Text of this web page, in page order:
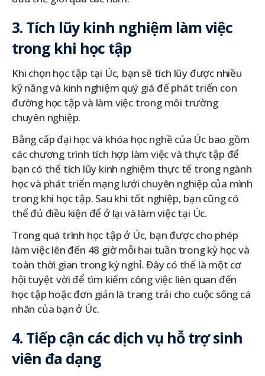
3. Tích lũy kinh nghiệm làm việc
trong khi học tập
Khi chọn học tập tại Úc, bạn sẽ tích lũy được nhiều
kỹ năng và kinh nghiệm quý giá để phát triển con
đường học tập và làm việc trong môi trường
chuyên nghiệp.
Bằng cấp đại học và khóa học nghề của Úc bao gồm
các chương trình tích hợp làm việc và thực tập để
bạn có thể tích lũy kinh nghiệm thực tế trong ngành
học và phát triển mạng lưới chuyên nghiệp của mình
trong khi học tập. Sau khi tốt nghiệp, bạn cũng có
thể đủ điều kiện để ở lại và làm việc tại Úc.
Trong quá trình học tập ở Úc, bạn được cho phép
làm việc lên đến 48 giờ mỗi hai tuần trong kỳ học và
toàn thời gian trong kỳ nghỉ. Đây có thể là một cơ
hội tuyệt vời để tìm kiếm công việc liên quan đến
học tập hoặc đơn giản là trang trải cho cuộc sống cá
nhân của bạn ở Úc.
4. Tiếp cận các dịch vụ hỗ trợ sinh
viên đa dạng